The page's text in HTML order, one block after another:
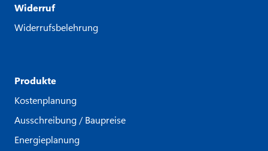
Widerruf
Widerrufsbelehrung
Produkte
Kostenplanung
Ausschreibung / Baupreise
Energieplanung